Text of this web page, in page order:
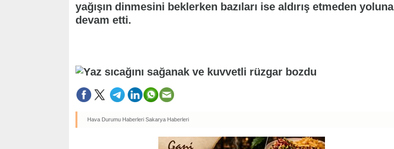
yağışın dinmesini beklerken bazıları ise aldırış etmeden yoluna
devam etti.
Hava Durumu Haberleri Sakarya Haberleri